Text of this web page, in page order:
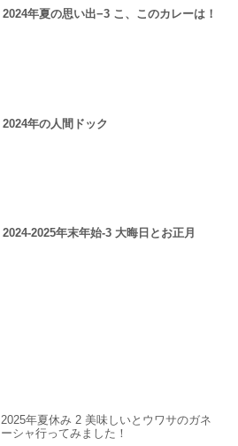
2024年夏の思い出−3 こ、このカレーは！
2024年の人間ドック
2024-2025年末年始-3 大晦日とお正月
2025年夏休み 2 美味しいとウワサのガネ
ーシャ行ってみました！